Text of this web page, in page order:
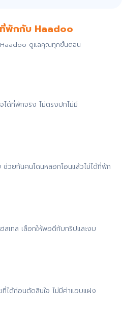
พักกับ Haadoo
ดูแลคุณทุกขั้นตอน
ได้ที่พักจริง ไม่ตรงปกไม่มี
วยกันคนโดนหลอกโอนแล้วไม่ได้ที่พัก
เทล เลือกให้พอดีกับทริปและงบ
ที่ได้ก่อนตัดสินใจ ไม่มีค่าแอบแฝง